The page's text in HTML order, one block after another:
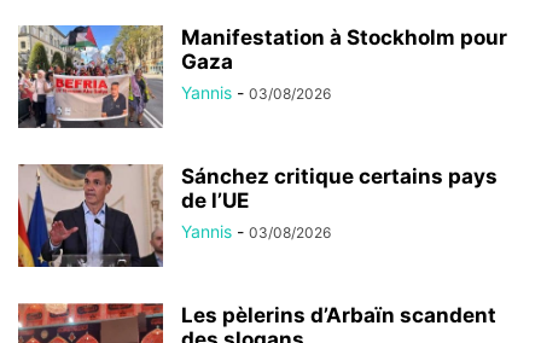
Manifestation à Stockholm pour
Gaza
Yannis - 03/08/2026
Sánchez critique certains pays
de l’UE
Yannis - 03/08/2026
Les pèlerins d’Arbaïn scandent